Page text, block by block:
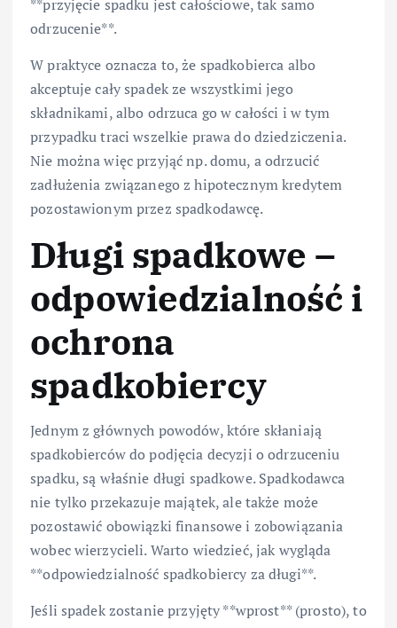
**przyjęcie spadku jest całościowe, tak samo
odrzucenie**.
W praktyce oznacza to, że spadkobierca albo
akceptuje cały spadek ze wszystkimi jego
składnikami, albo odrzuca go w całości i w tym
przypadku traci wszelkie prawa do dziedziczenia.
Nie można więc przyjąć np. domu, a odrzucić
zadłużenia związanego z hipotecznym kredytem
pozostawionym przez spadkodawcę.
Długi spadkowe –
odpowiedzialność i
ochrona
spadkobiercy
Jednym z głównych powodów, które skłaniają
spadkobierców do podjęcia decyzji o odrzuceniu
spadku, są właśnie długi spadkowe. Spadkodawca
nie tylko przekazuje majątek, ale także może
pozostawić obowiązki finansowe i zobowiązania
wobec wierzycieli. Warto wiedzieć, jak wygląda
**odpowiedzialność spadkobiercy za długi**.
Jeśli spadek zostanie przyjęty **wprost** (prosto), to